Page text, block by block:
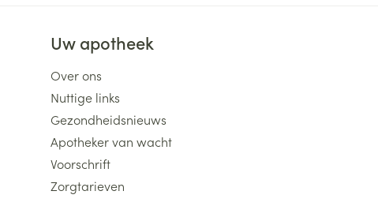
Uw apotheek
Over ons
Nuttige links
Gezondheidsnieuws
Apotheker van wacht
Voorschrift
Zorgtarieven